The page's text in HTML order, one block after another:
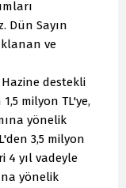
Dün Sayın
ve
destekli
milyon TL'ye,
yönelik
3,5 milyon
4 yıl vadeyle
yönelik